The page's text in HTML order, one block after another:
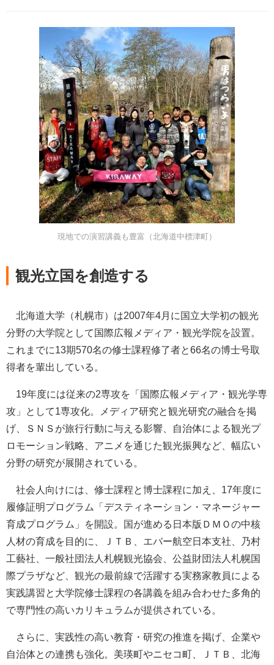
現地での演習講義も豊富（北海道中標津町）
観光立国を創造する
北海道大学（札幌市）は2007年4月に国立大学初の観光
分野の大学院として国際広報メディア・観光学院を設置。
これまでに13期570名の修士課程修了者と66名の博士号取
得者を輩出している。
19年度には従来の2専攻を「国際広報メディア・観光学専
攻」として1専攻化。メディア研究と観光研究の融合を掲
げ、ＳＮＳが旅行行動に与える影響、自治体による観光プ
ロモーション戦略、アニメを通じた観光振興など、幅広い
分野の研究が展開されている。
社会人向けには、修士課程と博士課程に加え、17年度に
履修証明プログラム「デスティネーション・マネージャー
育成プログラム」を開設。国が進める日本版ＤＭＯの中核
人材の育成を目的に、ＪＴＢ、エバー航空日本支社、乃村
工藝社、一般社団法人札幌観光協会、公益財団法人札幌国
際プラザなど、観光の最前線で活躍する実務家教員による
実践講習と大学院修士課程の各講義を組み合わせた多角的
で専門性の高いカリキュラムが提供されている。
さらに、実践性の高い教育・研究の推進を掲げ、企業や
自治体との連携も強化。美瑛町やニセコ町、ＪＴＢ、北海